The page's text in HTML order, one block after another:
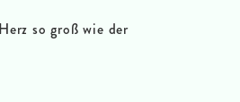
so groß wie der